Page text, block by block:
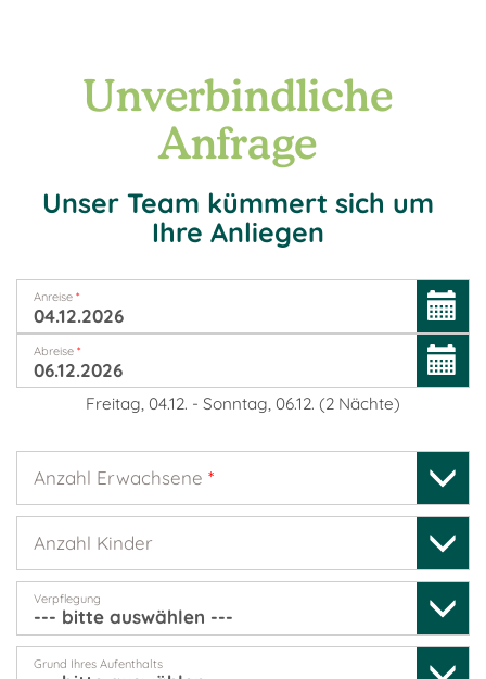
Unverbindliche
Anfrage
Unser Team kümmert sich um
Ihre Anliegen
Anreise *
Abreise *
Freitag, 04.12. - Sonntag, 06.12. (2 Nächte)
Anzahl Erwachsene *
Anzahl Kinder
Verpflegung
Grund Ihres Aufenthalts